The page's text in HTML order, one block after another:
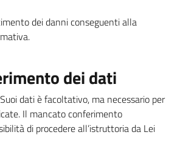
dei danni conseguenti alla
dei dati
dati è facoltativo, ma necessario per
Il mancato conferimento
di procedere all’istruttoria da Lei